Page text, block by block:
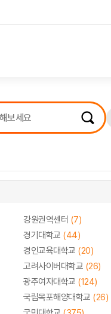
강원권역센터 (7)
경기대학교 (44)
경인교육대학교 (20)
고려사이버대학교 (26)
광주여자대학교 (124)
국립목포해양대학교 (26)